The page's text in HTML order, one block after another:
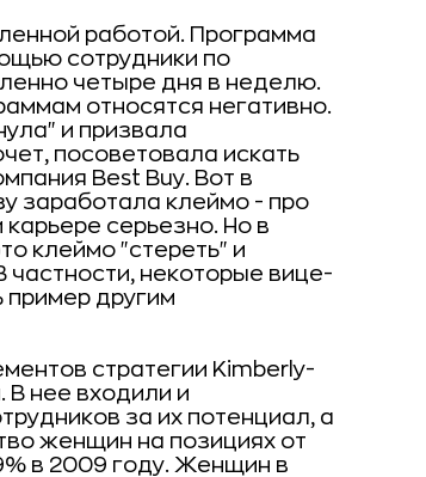
работой. Программа
сотрудники по
четыре дня в неделю.
относятся негативно.
и призвала
посоветовала искать
Best Buy. Вот в
заработала клеймо - про
серьезно. Но в
клеймо "стереть" и
частности, некоторые вице-
другим
стратегии Kimberly-
В нее входили и
за их потенциал, а
женщин на позициях от
в 2009 году. Женщин в